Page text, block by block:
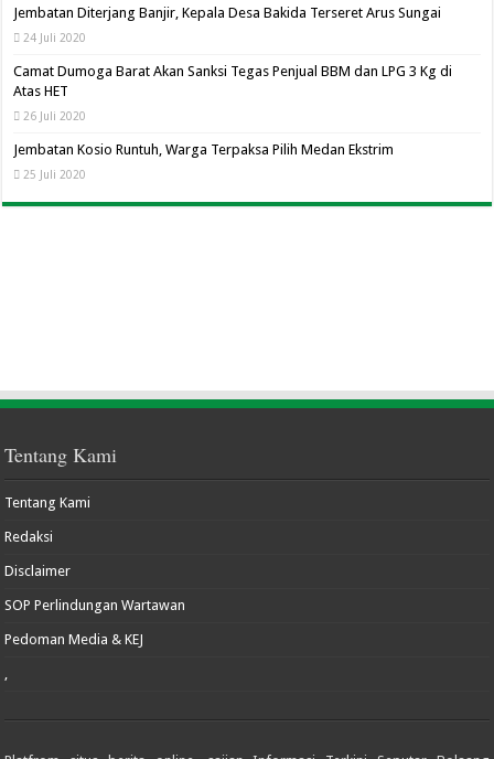
Jembatan Diterjang Banjir, Kepala Desa Bakida Terseret Arus Sungai
24 Juli 2020
Camat Dumoga Barat Akan Sanksi Tegas Penjual BBM dan LPG 3 Kg di
Atas HET
26 Juli 2020
Jembatan Kosio Runtuh, Warga Terpaksa Pilih Medan Ekstrim
25 Juli 2020
Tentang Kami
Tentang Kami
Redaksi
Disclaimer
SOP Perlindungan Wartawan
Pedoman Media & KEJ
,